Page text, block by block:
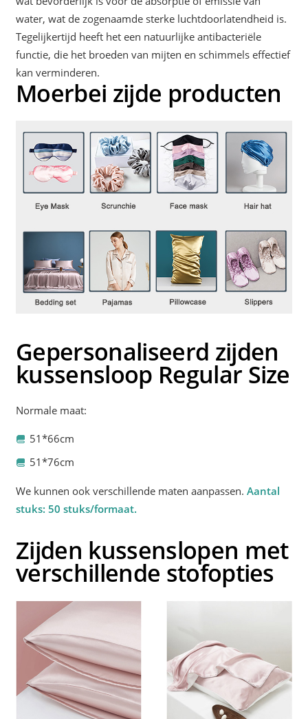
water, wat de zogenaamde sterke luchtdoorlatendheid is.
Tegelijkertijd heeft het een natuurlijke antibacteriële
functie, die het broeden van mijten en schimmels effectief
kan verminderen.
Moerbei zijde producten
Gepersonaliseerd zijden
kussensloop Regular Size
Normale maat:
51*66cm
51*76cm
We kunnen ook verschillende maten aanpassen.Aantal
stuks: 50 stuks/formaat.
Zijden kussenslopen met
verschillende stofopties